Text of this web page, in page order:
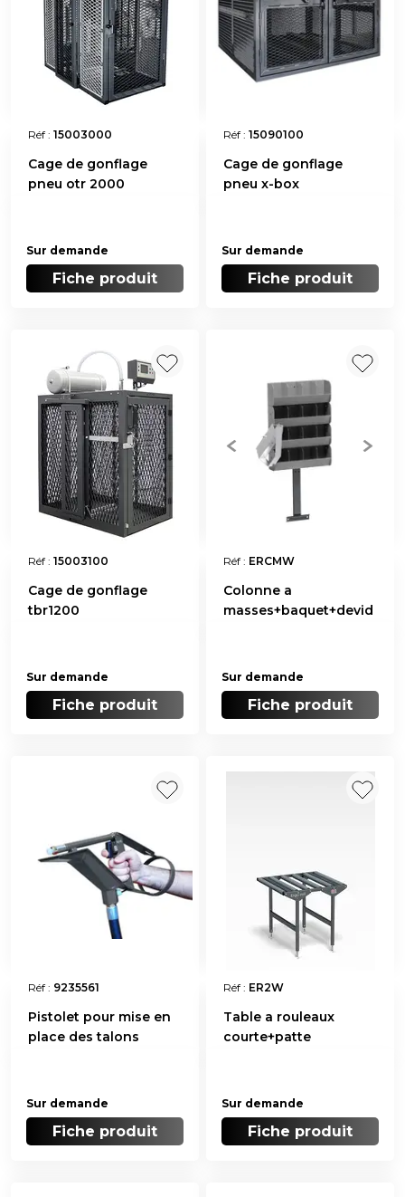
Réf : 15003000
Cage de gonflage
pneu otr 2000
Sur demande
Fiche produit
Réf : 15090100
Cage de gonflage
pneu x-box
Sur demande
Fiche produit
Réf : 15003100
Cage de gonflage
tbr1200
Sur demande
Fiche produit
Réf : ERCMW
Colonne a
masses+baquet+devid
Sur demande
Fiche produit
Réf : 9235561
Pistolet pour mise en
place des talons
Sur demande
Fiche produit
Réf : ER2W
Table a rouleaux
courte+patte
Sur demande
Fiche produit